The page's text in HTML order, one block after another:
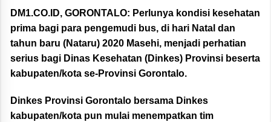
DM1.CO.ID, GORONTALO: Perlunya kondisi kesehatan
prima bagi para pengemudi bus, di hari Natal dan
tahun baru (Nataru) 2020 Masehi, menjadi perhatian
serius bagi Dinas Kesehatan (Dinkes) Provinsi beserta
kabupaten/kota se-Provinsi Gorontalo.
Dinkes Provinsi Gorontalo bersama Dinkes
kabupaten/kota pun mulai menempatkan tim